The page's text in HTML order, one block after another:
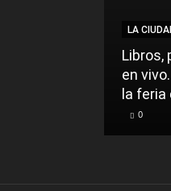
LA
Libros,
en
la feria
0